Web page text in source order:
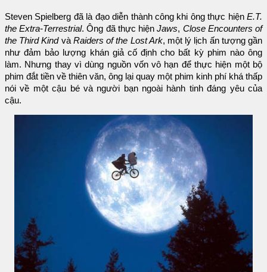
Steven Spielberg đã là đạo diễn thành công khi ông thực hiện E.T.
the Extra-Terrestrial. Ông đã thực hiệnJaws, Close Encounters of
the Third Kindvà Raiders of the Lost Ark, một lý lịch ấn tượng gần
như đảm bảo lượng khán giả cố định cho bất kỳ phim nào ông
làm. Nhưng thay vì dùng nguồn vốn vô hạn để thực hiện một bộ
phim đắt tiền về thiên văn, ông lại quay một phim kinh phí khá thấp
nói về một cậu bé và người bạn ngoài hành tinh đáng yêu của
cậu.